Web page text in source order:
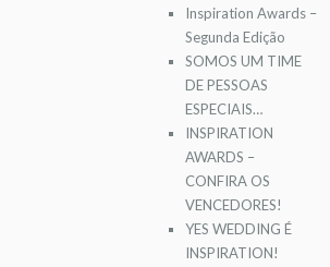
Inspiration Awards –
Segunda Edição
SOMOS UM TIME
DE PESSOAS
ESPECIAIS…
INSPIRATION
AWARDS –
CONFIRA OS
VENCEDORES!
YES WEDDING É
INSPIRATION!